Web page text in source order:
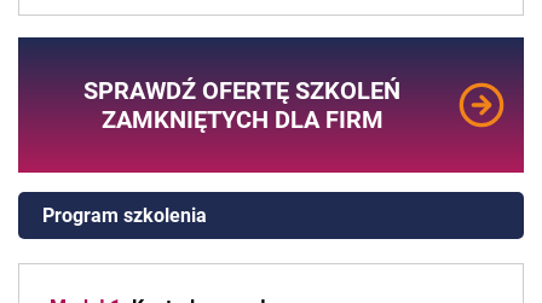
SPRAWDŹ OFERTĘ SZKOLEŃ
ZAMKNIĘTYCH DLA FIRM
Program szkolenia